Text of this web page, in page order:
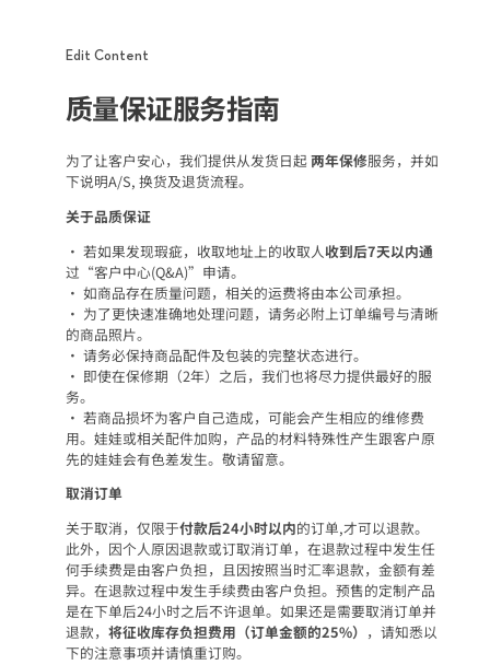
Edit Content
质量保证服务指南
为了让客户安心，我们提供从发货日起两年保修服务，并如
下说明A/S, 换货及退货流程。
关于品质保证
• 若如果发现瑕疵，收取地址上的收取人收到后7天以内通
过“客户中心(Q&A)”申请。
• 如商品存在质量问题，相关的运费将由本公司承担。
• 为了更快速准确地处理问题，请务必附上订单编号与清晰
的商品照片。
• 请务必保持商品配件及包装的完整状态进行。
• 即使在保修期（2年）之后，我们也将尽力提供最好的服
务。
• 若商品损坏为客户自己造成，可能会产生相应的维修费
用。娃娃或相关配件加购，产品的材料特殊性产生跟客户原
先的娃娃会有色差发生。敬请留意。
取消订单
关于取消，仅限于付款后24小时以内的订单,才可以退款。
此外，因个人原因退款或订取消订单，在退款过程中发生任
何手续费是由客户负担，且因按照当时汇率退款，金额有差
异。在退款过程中发生手续费由客户负担。预售的定制产品
是在下单后24小时之后不许退单。如果还是需要取消订单并
退款， 将征收库存负担费用（订单金额的25%） ，请知悉以
下的注意事项并请慎重订购。